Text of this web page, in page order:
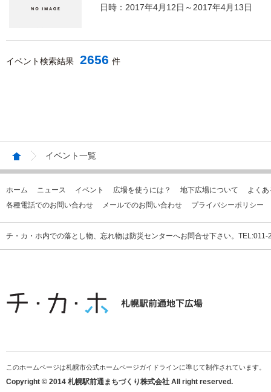
日時：2017年4月12日～2017年4月13日
イベント検索結果 2656 件
イベント一覧
ホーム ニュース イベント 広場を使うには？ 地下広場について
よく
各種電話でのお問い合わせ
メールでのお問い合わせ プライバシーポリシー
チ・カ・ホ内での落とし物、忘れ物は防災センターへお問合せ下さい。
このホームページは札幌市公式ホームページガイドラインに準じて制作されています。
Copyright © 2014 札幌駅前通まちづくり株式会社 All right reserved.